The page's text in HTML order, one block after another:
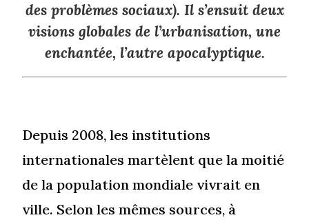
des problèmes sociaux). Il s’ensuit deux
visions globales de l’urbanisation, une
enchantée, l’autre apocalyptique.
Depuis 2008, les institutions
internationales martèlent que la moitié
de la population mondiale vivrait en
ville. Selon les mêmes sources, à